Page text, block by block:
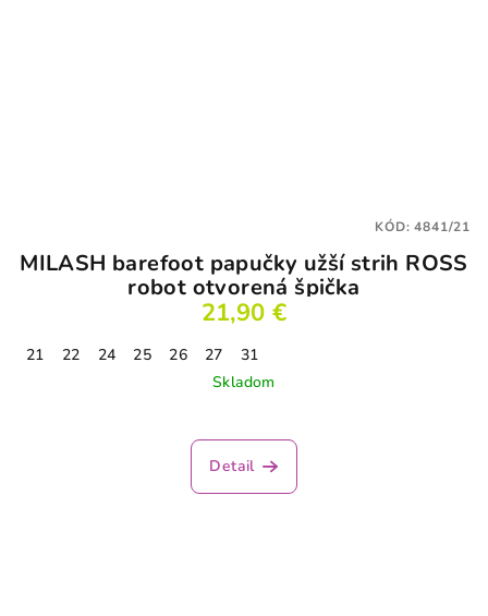
MILASH barefoot papučky užší strih ROSS
robot otvorená špička
21,90 €
21 22 24 25 26 27
31
Skladom
Detail
KÓD:4841/21